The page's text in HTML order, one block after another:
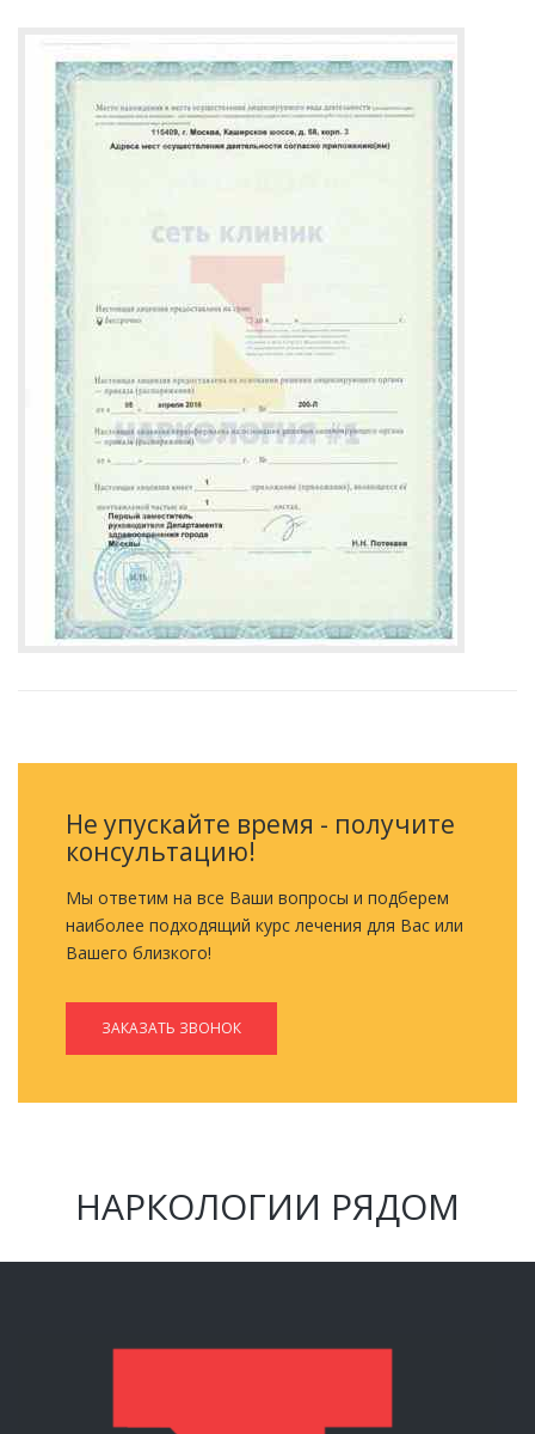
Не упускайте время - получите
консультацию!
Мы ответим на все Ваши вопросы и подберем
наиболее подходящий курс лечения для Вас или
Вашего близкого!
ЗАКАЗАТЬ ЗВОНОК
НАРКОЛОГИИ РЯДОМ